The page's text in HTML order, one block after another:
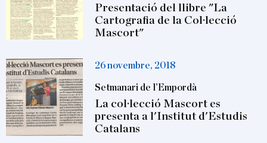
Presentació del llibre "La
Cartografia de la Col·lecció
Mascort"
26 novembre, 2018
Setmanari de l’Empordà
La col·lecció Mascort es
presenta a l'Institut d'Estudis
Catalans